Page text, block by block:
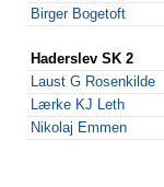
Birger Bogetoft
Haderslev SK 2
Laust G Rosenkilde
Lærke KJ Leth
Nikolaj Emmen